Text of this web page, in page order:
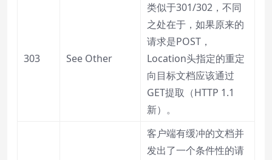
303 See Other
类似于301/302，不同
之处在于，如果原来的
请求是POST，
Location头指定的重定
向目标文档应该通过
GET提取（HTTP 1.1
新）。
客户端有缓冲的文档并
发出了一个条件性的请